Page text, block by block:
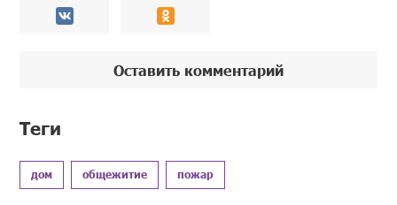
Оставить комментарий
Теги
дом общежитие пожар